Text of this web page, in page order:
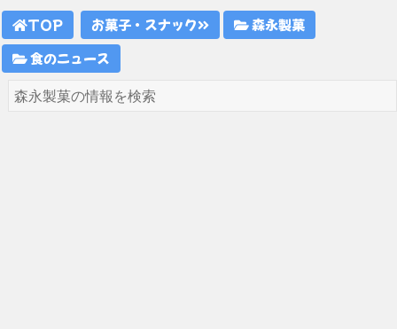
TOP お菓子・スナック
森永製菓
食のニュース